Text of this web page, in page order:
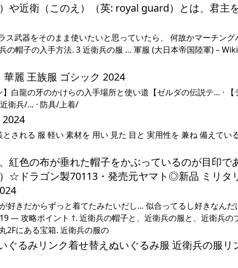
や近衛（このえ）（英: royal guard）とは、君主
武器をそのまま使いたいと思っていたら、 何故かマーチング
の帽子の入手方法. 3 近衛兵の服 … 軍服 (大日本帝国陸軍) –
麗 王族服 ゴシック 2024
白龍の牙のかけらの入手場所と使い道【ゼルダの伝説テ… · 【
衛兵/… · 防具/上着/
される 服 軽い 素材を 用い 見た 目と 実用性を 兼ね 備えてい
紅色の布が垂れた帽子をかぶっているのが目印
☆ドラゴン製70113・発売元ヤマト◎新品 ミリタ
好きだからずっと着てたみたいだし… 似合ってるし好きなんだ
— 攻略ポイント †. 近衛兵の帽子と、近衛兵の服と、近衛兵の
2Fにある宝箱. 近衛兵の服の
ぐるみリンク着せ替えぬいぐるみ服 近衛兵の服